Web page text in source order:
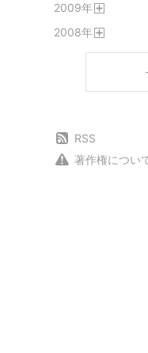
2009年
2008年
RSS
著作権につい